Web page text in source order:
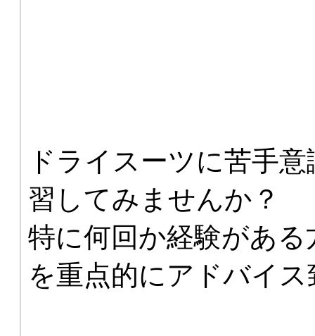
ドライスーツに苦手
習してみませんか？
特に何回か経験があ
を重点的にアドバイ